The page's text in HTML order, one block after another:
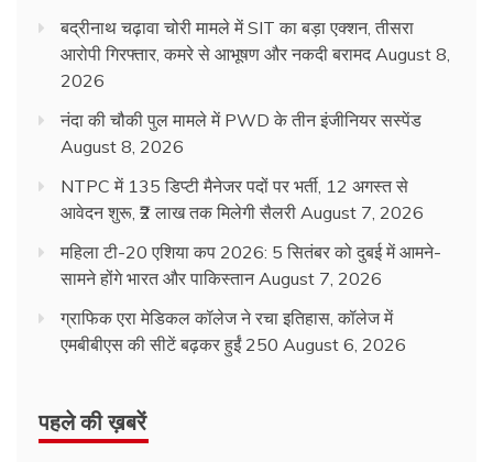
बद्रीनाथ चढ़ावा चोरी मामले में SIT का बड़ा एक्शन, तीसरा
आरोपी गिरफ्तार, कमरे से आभूषण और नकदी बरामद August 8,
2026
नंदा की चौकी पुल मामले में PWD के तीन इंजीनियर सस्पेंड
August 8, 2026
NTPC में 135 डिप्टी मैनेजर पदों पर भर्ती, 12 अगस्त से
आवेदन शुरू, ₹2 लाख तक मिलेगी सैलरी August 7, 2026
महिला टी-20 एशिया कप 2026: 5 सितंबर को दुबई में आमने-
सामने होंगे भारत और पाकिस्तान August 7, 2026
ग्राफिक एरा मेडिकल कॉलेज ने रचा इतिहास, कॉलेज में
एमबीबीएस की सीटें बढ़कर हुईं 250 August 6, 2026
पहले की ख़बरें